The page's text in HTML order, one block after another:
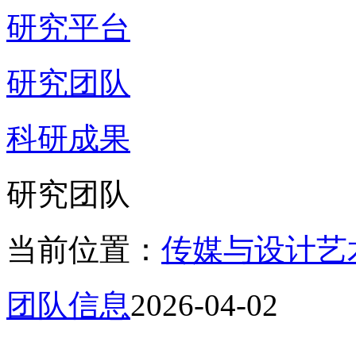
研究平台
研究团队
科研成果
研究团队
当前位置： 传媒与设计艺
团队信息2026-04-02